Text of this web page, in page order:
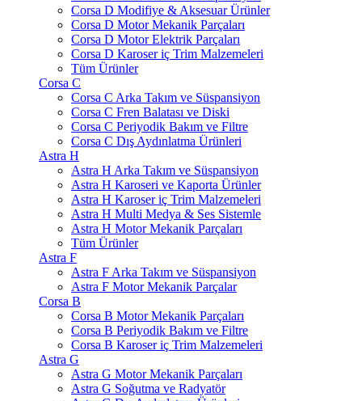
Corsa D Modifiye & Aksesuar Ürünler
Corsa D Motor Mekanik Parçaları
Corsa D Motor Elektrik Parçaları
Corsa D Karoser iç Trim Malzemeleri
Tüm Ürünler
Corsa C
Corsa C Arka Takım ve Süspansiyon
Corsa C Fren Balatası ve Diski
Corsa C Periyodik Bakım ve Filtre
Corsa C Dış Aydınlatma Ürünleri
Astra H
Astra H Arka Takım ve Süspansiyon
Astra H Karoseri ve Kaporta Ürünler
Astra H Karoser iç Trim Malzemeleri
Astra H Multi Medya & Ses Sistemle
Astra H Motor Mekanik Parçaları
Tüm Ürünler
Astra F
Astra F Arka Takım ve Süspansiyon
Astra F Motor Mekanik Parçalar
Corsa B
Corsa B Motor Mekanik Parçaları
Corsa B Periyodik Bakım ve Filtre
Corsa B Karoser iç Trim Malzemeleri
Astra G
Astra G Motor Mekanik Parçaları
Astra G Soğutma ve Radyatör